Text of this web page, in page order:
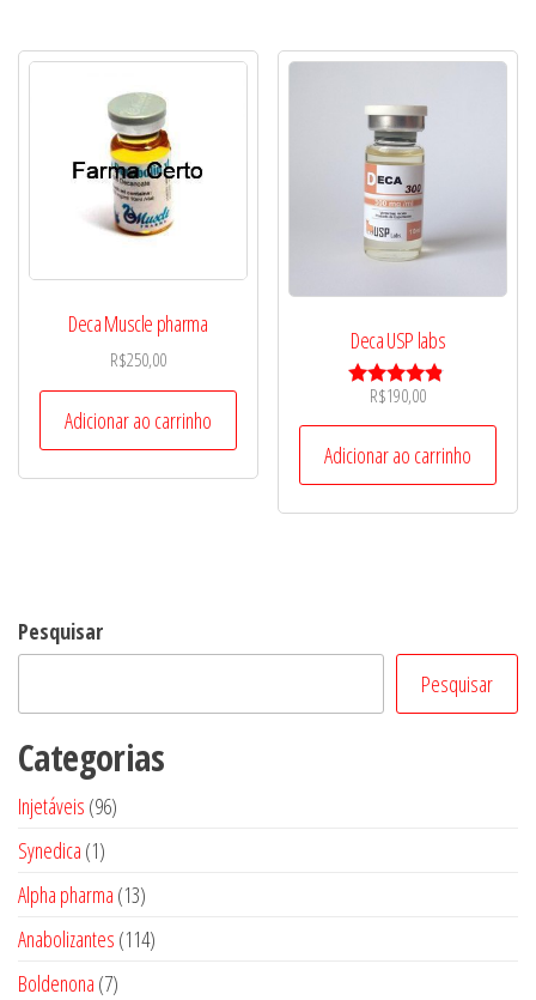
Deca Muscle pharma
R$250,00
Adicionar ao carrinho
Deca USP labs
Avaliação
R$190,00
Adicionar ao carrinho
Pesquisar
Pesquisar
Categorias
Injetáveis 9696
Synedica 11
produto
Alpha pharma 1313
produtos
Anabolizantes 114114
Boldenona 77